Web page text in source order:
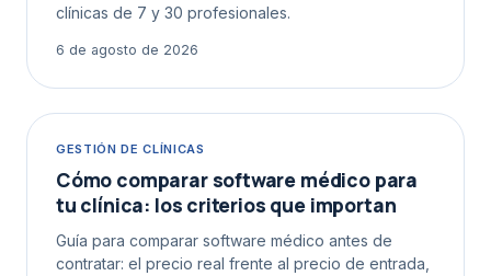
clínicas de 7 y 30 profesionales.
6 de agosto de 2026
GESTIÓN DE CLÍNICAS
Cómo comparar software médico para
tu clínica: los criterios que importan
Guía para comparar software médico antes de
contratar: el precio real frente al precio de entrada,